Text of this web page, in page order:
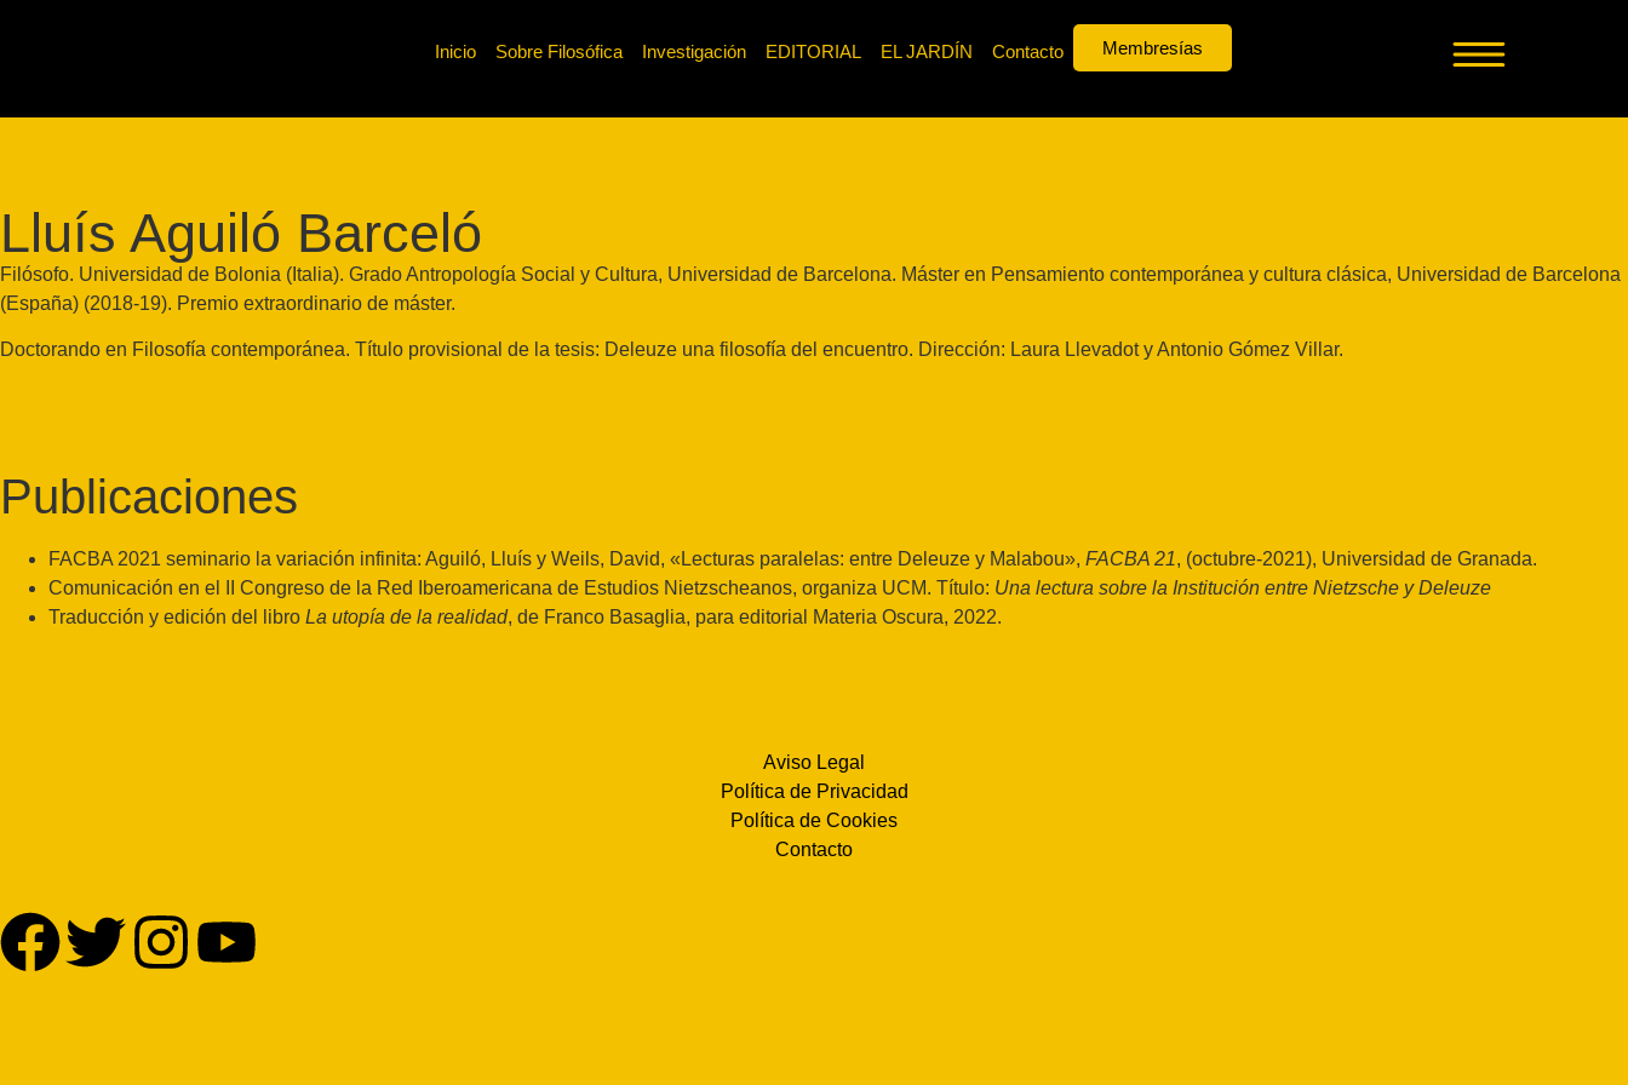
Inicio Sobre Filosófica Investigación EDITORIAL EL JARDÍN Contacto Membresías
Lluís Aguiló Barceló
Filósofo. Universidad de Bolonia (Italia). Grado Antropología Social y Cultura, Universidad de Barcelona. Máster en Pensamiento contemporánea y cultura clásica, Universidad de Barcelona
(España) (2018-19). Premio extraordinario de máster.
Doctorando en Filosofía contemporánea. Título provisional de la tesis: Deleuze una filosofía del encuentro. Dirección: Laura Llevadot y Antonio Gómez Villar.
Publicaciones
FACBA 2021 seminario la variación infinita: Aguiló, Lluís y Weils, David, «Lecturas paralelas: entre Deleuze y Malabou», FACBA 21, (octubre-2021), Universidad de Granada.
Comunicación en el II Congreso de la Red Iberoamericana de Estudios Nietzscheanos, organiza UCM. Título: Una lectura sobre la Institución entre Nietzsche y Deleuze
Traducción y edición del libro La utopía de la realidad, de Franco Basaglia, para editorial Materia Oscura, 2022.
Aviso Legal
Política de Privacidad
Política de Cookies
Contacto